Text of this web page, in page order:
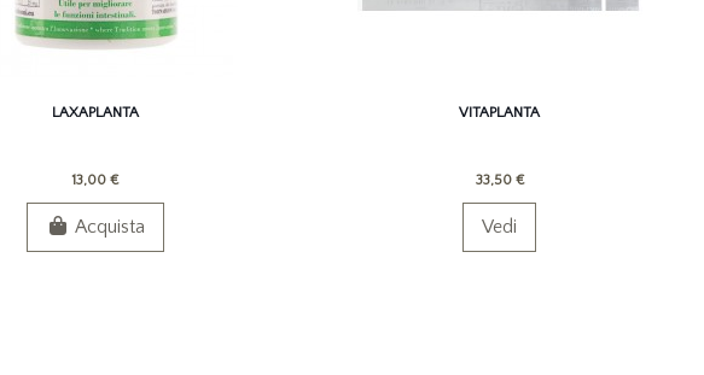
LAXAPLANTA
13,00 €
Acquista
VITAPLANTA
33,50 €
Vedi